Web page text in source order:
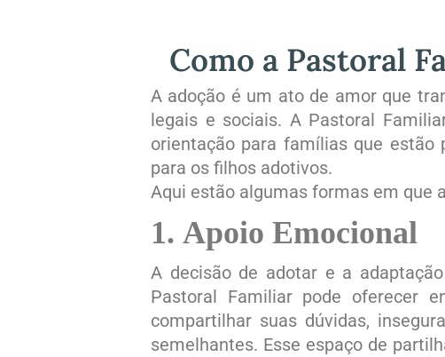
Como a Pastoral
A adoção é um ato de amor que
legais e sociais. A Pastoral
orientação para famílias que estão
para os filhos adotivos.
Aqui estão algumas formas em que
1. Apoio Emocional
A decisão de adotar e a
Pastoral Familiar pode oferecer
compartilhar suas dúvidas,
semelhantes. Esse espaço de